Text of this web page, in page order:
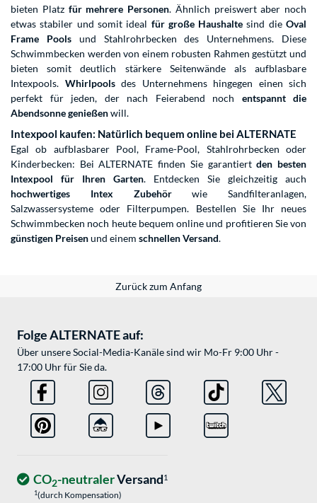
bieten Platzfür mehrere Personen. Ähnlich preiswert aber noch
etwas stabiler und somit ideal für große Haushalte sind dieOval
Frame Poolsund Stahlrohrbecken des Unternehmens. Diese
Schwimmbecken werden von einem robusten Rahmen gestützt und
bieten somit deutlich stärkere Seitenwände als aufblasbare
Intexpools. Whirlpoolsdes Unternehmens hingegen einen sich
perfekt für jeden, der nach Feierabend noch entspannt die
Abendsonne genießenwill.
Intexpool kaufen: Natürlich bequem online bei ALTERNATE
Egal ob aufblasbarer Pool, Frame-Pool, Stahlrohrbecken oder
Kinderbecken: Bei ALTERNATE finden Sie garantiertden besten
Intexpool für Ihren Garten. Entdecken Sie gleichzeitig auch
hochwertiges Intex Zubehörwie Sandfilteranlagen,
Salzwassersysteme oder Filterpumpen. Bestellen Sie Ihr neues
Schwimmbecken noch heute bequem online und profitieren Sie von
günstigen Preisenund einem schnellen Versand.
Zurück zum Anfang
Folge ALTERNATE auf:
Über unsere Social-Media-Kanäle sind wir Mo-Fr 9:00 Uhr -
17:00 Uhr für Sie da.
CO2-neutralerVersand1
1(durch Kompensation)